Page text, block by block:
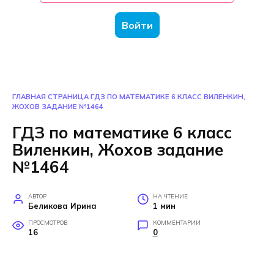
Войти
ГЛАВНАЯ СТРАНИЦА ГДЗ ПО МАТЕМАТИКЕ 6 КЛАСС ВИЛЕНКИН,
ЖОХОВ ЗАДАНИЕ №1464
ГДЗ по математике 6 класс
Виленкин, Жохов задание
№1464
АВТОР
Беликова Ирина
НА ЧТЕНИЕ
1 мин
ПРОСМОТРОВ
16
КОММЕНТАРИИ
0